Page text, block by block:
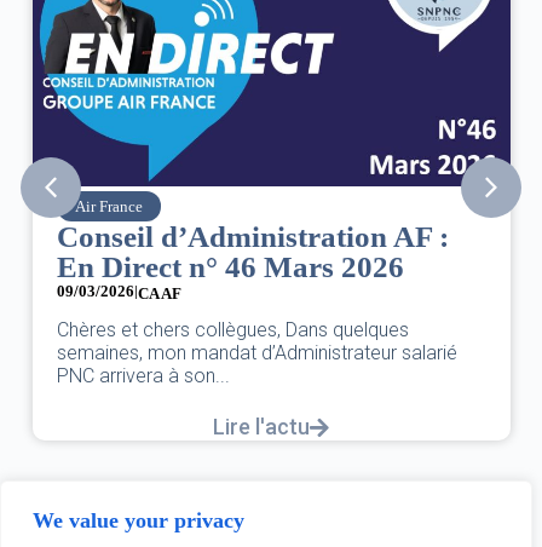
We value your privacy
Air France
Conseil d’Administration AF :
En Direct n° 46 Mars 2026
09/03/2026|CA AF
Chères et chers collègues, Dans quelques
semaines, mon mandat d’Administrateur salarié
PNC arrivera à son...
Lire l'actu